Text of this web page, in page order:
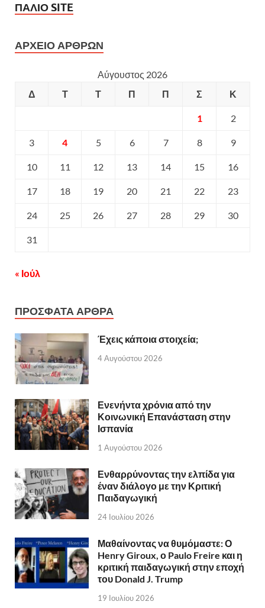
ΠΑΛΙΟ SITE
ΑΡΧΕΙΟ ΑΡΘΡΩΝ
Αύγουστος 2026
Δ
Τ Τ Π Π Σ Κ
1 2
3 4 5 6 7 8 9
10 11 12 13 14 15 16
17 18 19 20 21 22 23
24 25 26 27 28 29 30
31
« Ιούλ
ΠΡΟΣΦΑΤΑ ΑΡΘΡΑ
Έχεις κάποια στοιχεία;
4 Αυγούστου 2026
Ενενήντα χρόνια από την
Κοινωνική Επανάσταση στην
Ισπανία
1 Αυγούστου 2026
Ενθαρρύνοντας την ελπίδα για
έναν διάλογο με την Κριτική
Παιδαγωγική
24 Ιουλίου 2026
Μαθαίνοντας να θυμόμαστε: Ο
Henry Giroux, ο Paulo Freire και η
κριτική παιδαγωγική στην εποχή
του Donald J. Trump
19 Ιουλίου 2026